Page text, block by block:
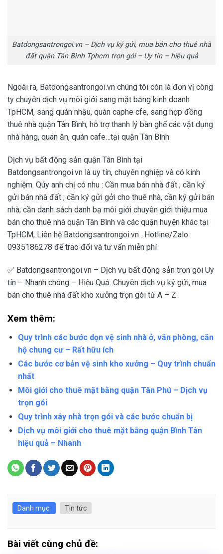
Batdongsantrongoi.vn – Dịch vụ ký gửi, mua bán cho thuê nhà
đất quận Tân Bình Tphcm trọn gói – Uy tín – hiệu quả
Ngoài ra, Batdongsantrongoi.vn chúng tôi còn là đơn vị công
ty chuyên dịch vụ môi giới sang mặt bằng kinh doanh
TpHCM, sang quán nhậu, quán caphe cfe, sang hợp đồng
thuê nhà quận Tân Bình; hỗ trợ thanh lý bàn ghế các vật dụng
nhà hàng, quán ăn, quán cafe…tại quận Tân Bình
Dịch vụ bất động sản quận Tân Bình tại
Batdongsantrongoi.vn là uy tín, chuyên nghiệp và có kinh
nghiệm. Qúy anh chị có nhu : Cần mua bán nhà đất ; cần ký
gửi bán nhà đất ; cần ký gửi gởi cho thuê nhà, cần ký gửi bán
nhà; cần danh sách danh bạ môi giới chuyên giới thiệu mua
bán cho thuê nhà quận Tân Bình và các quận huyện khác tại
TpHCM, Liên hệ Batdongsantrongoi.vn . Hotline/Zalo :
0935186278 để trao đổi và tư vấn miễn phí
✅ Batdongsantrongoi.vn – Dịch vụ bất động sản trọn gói Uy
tín – Nhanh chóng – Hiệu Quả. Chuyên dịch vụ ký gửi, mua
bán cho thuê nhà đất kho xưởng trọn gói từ A – Z .
Xem thêm:
Quy trình các bước dọn vệ sinh nhà ở, văn phòng, căn
hộ chung cư – Rất hữu ích
Các bước cơ bản vệ sinh kho xưởng – Quy trình chuẩn
nhất
Môi giới cho thuê mặt bằng quận Tân Phú – Dịch vụ
trọn gói
Quy trình xây nhà trọn gói và các bước chuẩn bị
Dịch vụ môi giới cho thuê mặt bằng quận Bình Tân
hiệu quả – Nhanh
Danh mục: Tin tức
Bài viết cùng chủ đề: